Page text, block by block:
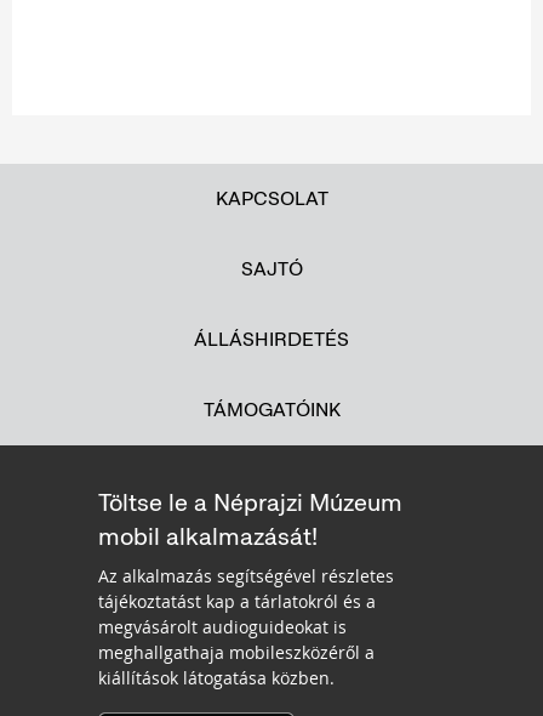
KAPCSOLAT
SAJTÓ
ÁLLÁSHIRDETÉS
TÁMOGATÓINK
Töltse le a Néprajzi Múzeum
mobil alkalmazását!
Az alkalmazás segítségével részletes
tájékoztatást kap a tárlatokról és a
megvásárolt audioguideokat is
meghallgathaja mobileszközéről a
kiállítások látogatása közben.